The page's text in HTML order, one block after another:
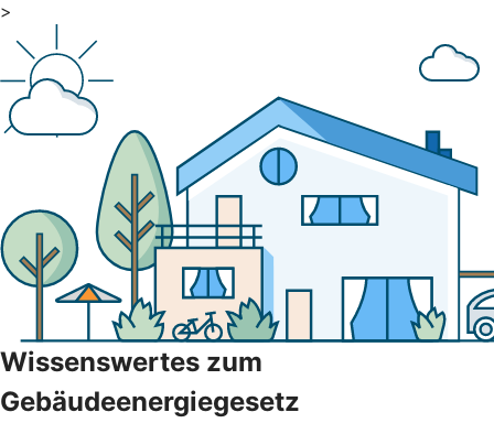
>
Wissenswertes zum
Gebäudeenergiegesetz